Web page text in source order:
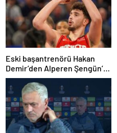
Eski başantrenörü Hakan
Demir’den Alperen Şengün’e
övgü